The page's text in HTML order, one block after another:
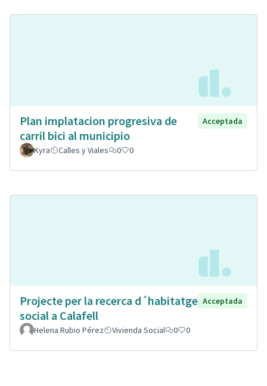
Plan implatacion progresiva de
carril bici al municipio
Acceptada
Kyra Calles y Viales 0 0
Projecte per la recerca d´habitatge
social a Calafell
Acceptada
Helena Rubio Pérez Vivienda Social 0 0